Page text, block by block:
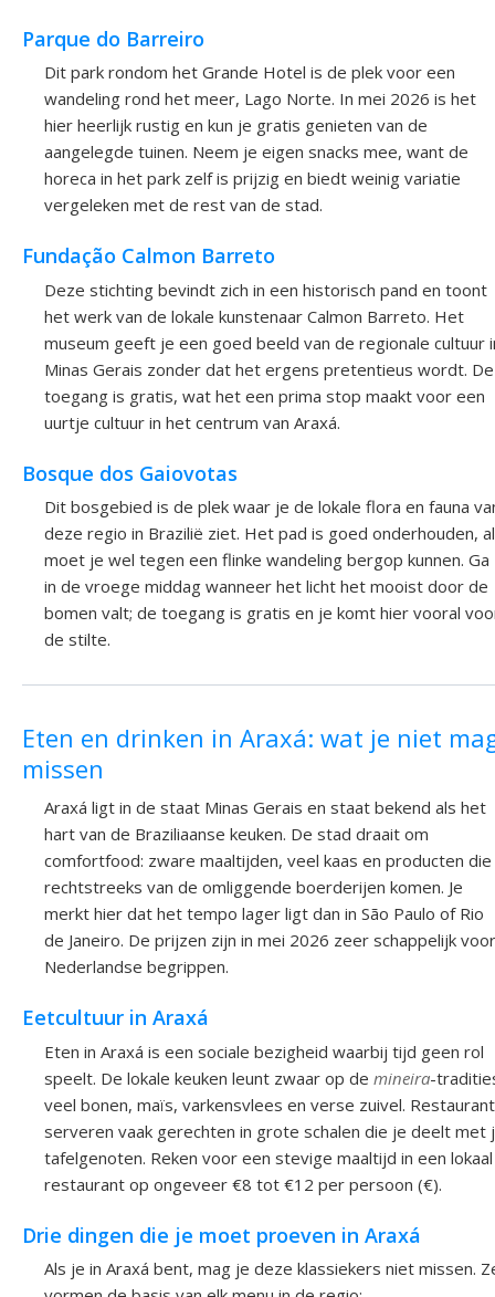
Parque do Barreiro
Dit park rondom het Grande Hotel is de plek voor een
wandeling rond het meer, Lago Norte. In mei 2026 is het
hier heerlijk rustig en kun je gratis genieten van de
aangelegde tuinen. Neem je eigen snacks mee, want de
horeca in het park zelf is prijzig en biedt weinig variatie
vergeleken met de rest van de stad.
Fundação Calmon Barreto
Deze stichting bevindt zich in een historisch pand en toont
het werk van de lokale kunstenaar Calmon Barreto. Het
museum geeft je een goed beeld van de regionale cultuur
Minas Gerais zonder dat het ergens pretentieus wordt. De
toegang is gratis, wat het een prima stop maakt voor een
uurtje cultuur in het centrum van Araxá.
Bosque dos Gaiovotas
Dit bosgebied is de plek waar je de lokale flora en fauna
deze regio in Brazilië ziet. Het pad is goed onderhouden, al
moet je wel tegen een flinke wandeling bergop kunnen. Ga
in de vroege middag wanneer het licht het mooist door de
bomen valt; de toegang is gratis en je komt hier vooral
de stilte.
Eten en drinken in Araxá: wat je niet
missen
Araxá ligt in de staat Minas Gerais en staat bekend als het
hart van de Braziliaanse keuken. De stad draait om
comfortfood: zware maaltijden, veel kaas en producten die
rechtstreeks van de omliggende boerderijen komen. Je
merkt hier dat het tempo lager ligt dan in São Paulo of Rio
de Janeiro. De prijzen zijn in mei 2026 zeer schappelijk voor
Nederlandse begrippen.
Eetcultuur in Araxá
Eten in Araxá is een sociale bezigheid waarbij tijd geen rol
speelt. De lokale keuken leunt zwaar op de mineira-
veel bonen, maïs, varkensvlees en verse zuivel.
serveren vaak gerechten in grote schalen die je deelt met
tafelgenoten. Reken voor een stevige maaltijd in een lokaal
restaurant op ongeveer €8 tot €12 per persoon (€).
Drie dingen die je moet proeven in Araxá
Als je in Araxá bent, mag je deze klassiekers niet missen.